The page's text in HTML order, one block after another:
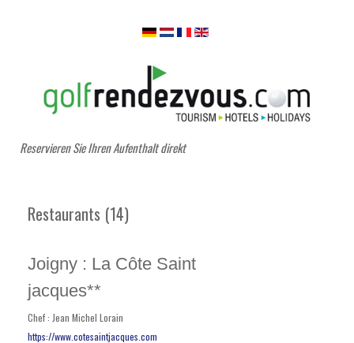
Reservieren Sie Ihren Aufenthalt direkt
Restaurants (14)
Joigny : La Côte Saint
jacques**
Chef : Jean Michel Lorain
https://www.cotesaintjacques.com